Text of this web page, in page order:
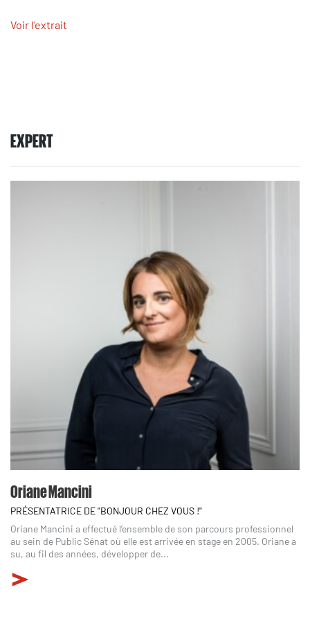
Voir l'extrait
EXPERT
Oriane Mancini
PRÉSENTATRICE DE "BONJOUR CHEZ VOUS !"
Oriane Mancini a effectué l’ensemble de son parcours professionnel
au sein de Public Sénat où elle est arrivée en stage en 2005. Oriane a
su, au fil des années, développer de...